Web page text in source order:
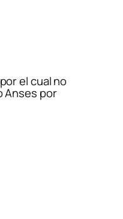
el cual no
Anses por